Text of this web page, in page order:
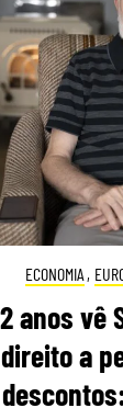
ECONOMIA ,
anos vê
a